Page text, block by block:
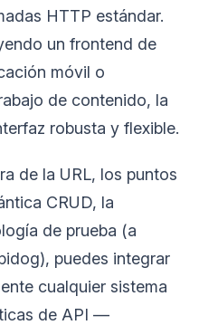
HTTP estándar.
un frontend de
móvil o
de contenido, la
robusta y flexible.
de la URL, los puntos
CRUD, la
de prueba (a
puedes integrar
cualquier sistema
de API —